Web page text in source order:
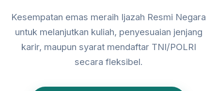
Kesempatan emas meraih Ijazah Resmi Negara
untuk melanjutkan kuliah, penyesuaian jenjang
karir, maupun syarat mendaftar TNI/POLRI
secara fleksibel.